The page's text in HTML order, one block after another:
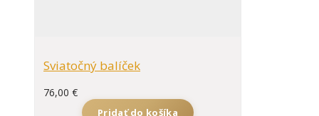
Sviatočný balíček
76,00 €
Pridať do košíka